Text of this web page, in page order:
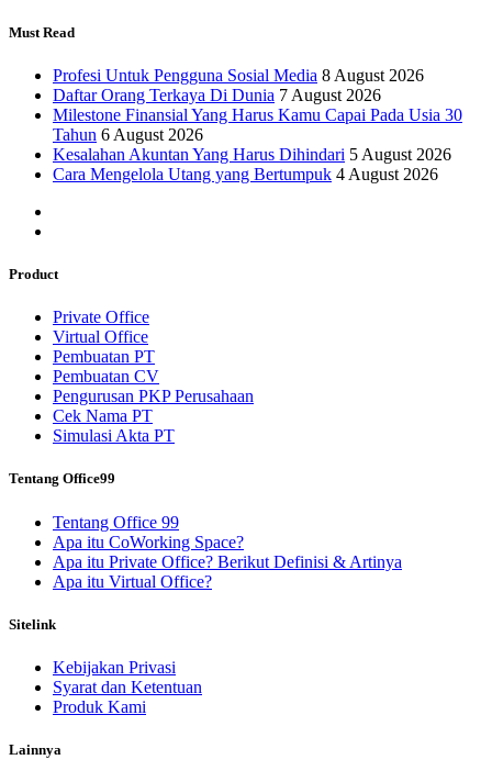
Must Read
Profesi Untuk Pengguna Sosial Media 8 August 2026
Daftar Orang Terkaya Di Dunia 7 August 2026
Milestone Finansial Yang Harus Kamu Capai Pada Usia 30
Tahun 6 August 2026
Kesalahan Akuntan Yang Harus Dihindari 5 August 2026
Cara Mengelola Utang yang Bertumpuk 4 August 2026
Product
Private Office
Virtual Office
Pembuatan PT
Pembuatan CV
Pengurusan PKP Perusahaan
Cek Nama PT
Simulasi Akta PT
Tentang Office99
Tentang Office 99
Apa itu CoWorking Space?
Apa itu Private Office? Berikut Definisi & Artinya
Apa itu Virtual Office?
Sitelink
Kebijakan Privasi
Syarat dan Ketentuan
Produk Kami
Lainnya